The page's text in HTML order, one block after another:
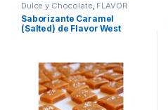
Dulce y Chocolate, FLAVOR
WEST ,Sabor a Dulce y
Chocolate,Saborizantes
Saborizante Caramel
(Salted) de Flavor West